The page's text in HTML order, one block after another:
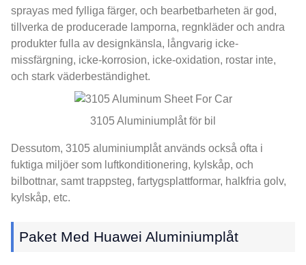
sprayas med fylliga färger, och bearbetbarheten är god,
tillverka de producerade lamporna, regnkläder och andra
produkter fulla av designkänsla, långvarig icke-
missfärgning, icke-korrosion, icke-oxidation, rostar inte,
och stark väderbeständighet.
3105 Aluminiumplåt för bil
Dessutom, 3105 aluminiumplåt används också ofta i
fuktiga miljöer som luftkonditionering, kylskåp, och
bilbottnar, samt trappsteg, fartygsplattformar, halkfria golv,
kylskåp, etc.
Paket Med Huawei Aluminiumplåt